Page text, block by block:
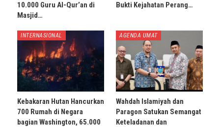
10.000 Guru Al-Qur’an di
Masjid…
Bukti Kejahatan Perang…
INTERNASIONAL
Kebakaran Hutan Hancurkan
700 Rumah di Negara
bagian Washington, 65.000
AGENDA UMAT
Wahdah Islamiyah dan
Paragon Satukan Semangat
Keteladanan dan